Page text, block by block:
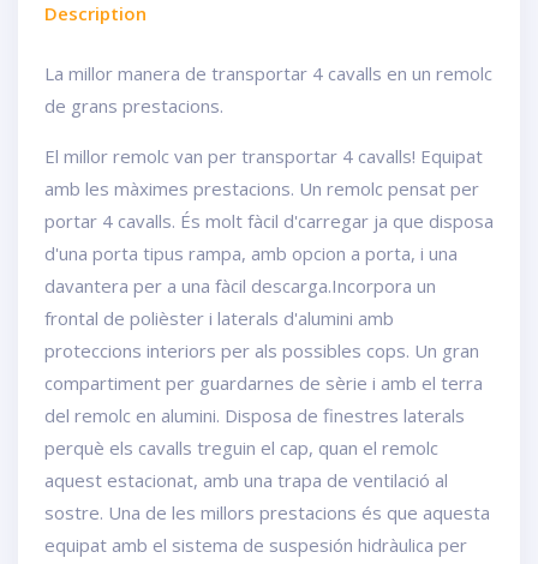
Description
La millor manera de transportar 4 cavalls en un remolc
de grans prestacions.
El millor remolc van per transportar 4 cavalls! Equipat
amb les màximes prestacions. Un remolc pensat per
portar 4 cavalls. És molt fàcil d'carregar ja que disposa
d'una porta tipus rampa, amb opcion a porta, i una
davantera per a una fàcil descarga.Incorpora un
frontal de polièster i laterals d'alumini amb
proteccions interiors per als possibles cops. Un gran
compartiment per guardarnes de sèrie i amb el terra
del remolc en alumini. Disposa de finestres laterals
perquè els cavalls treguin el cap, quan el remolc
aquest estacionat, amb una trapa de ventilació al
sostre. Una de les millors prestacions és que aquesta
equipat amb el sistema de suspesión hidràulica per